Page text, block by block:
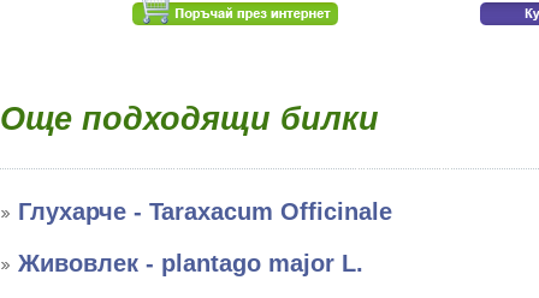
Още подходящи билки
Глухарче - Taraxacum Officinale
Живовлек - plantago major L.